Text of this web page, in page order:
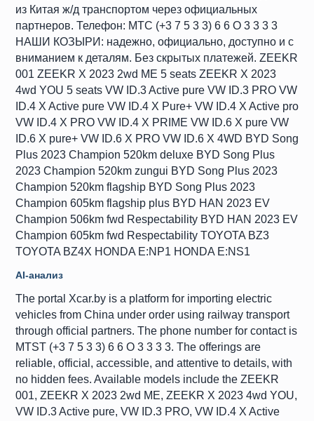
из Китая ж/д транспортом через официальных
партнеров. Телефон: МТС (+3 7 5 3 3) 6 6 O 3 3 3 3
НАШИ КОЗЫРИ: надежно, официально, доступно и с
вниманием к деталям. Без скрытых платежей. ZEEKR
001 ZEEKR X 2023 2wd ME 5 seats ZEEKR X 2023
4wd YOU 5 seats VW ID.3 Active pure VW ID.3 PRO VW
ID.4 X Active pure VW ID.4 X Pure+ VW ID.4 X Active pro
VW ID.4 X PRO VW ID.4 X PRIME VW ID.6 X pure VW
ID.6 X pure+ VW ID.6 X PRO VW ID.6 X 4WD BYD Song
Plus 2023 Champion 520km deluxe BYD Song Plus
2023 Champion 520km zungui BYD Song Plus 2023
Champion 520km flagship BYD Song Plus 2023
Champion 605km flagship plus BYD HAN 2023 EV
Champion 506km fwd Respectability BYD HAN 2023 EV
Champion 605km fwd Respectability TOYOTA BZ3
TOYOTA BZ4X HONDA E:NP1 HONDA E:NS1
AI-анализ
The portal Xcar.by is a platform for importing electric
vehicles from China under order using railway transport
through official partners. The phone number for contact is
MTST (+3 7 5 3 3) 6 6 O 3 3 3 3. The offerings are
reliable, official, accessible, and attentive to details, with
no hidden fees. Available models include the ZEEKR
001, ZEEKR X 2023 2wd ME, ZEEKR X 2023 4wd YOU,
VW ID.3 Active pure, VW ID.3 PRO, VW ID.4 X Active